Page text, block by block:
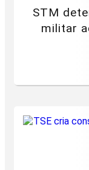
STM
militar